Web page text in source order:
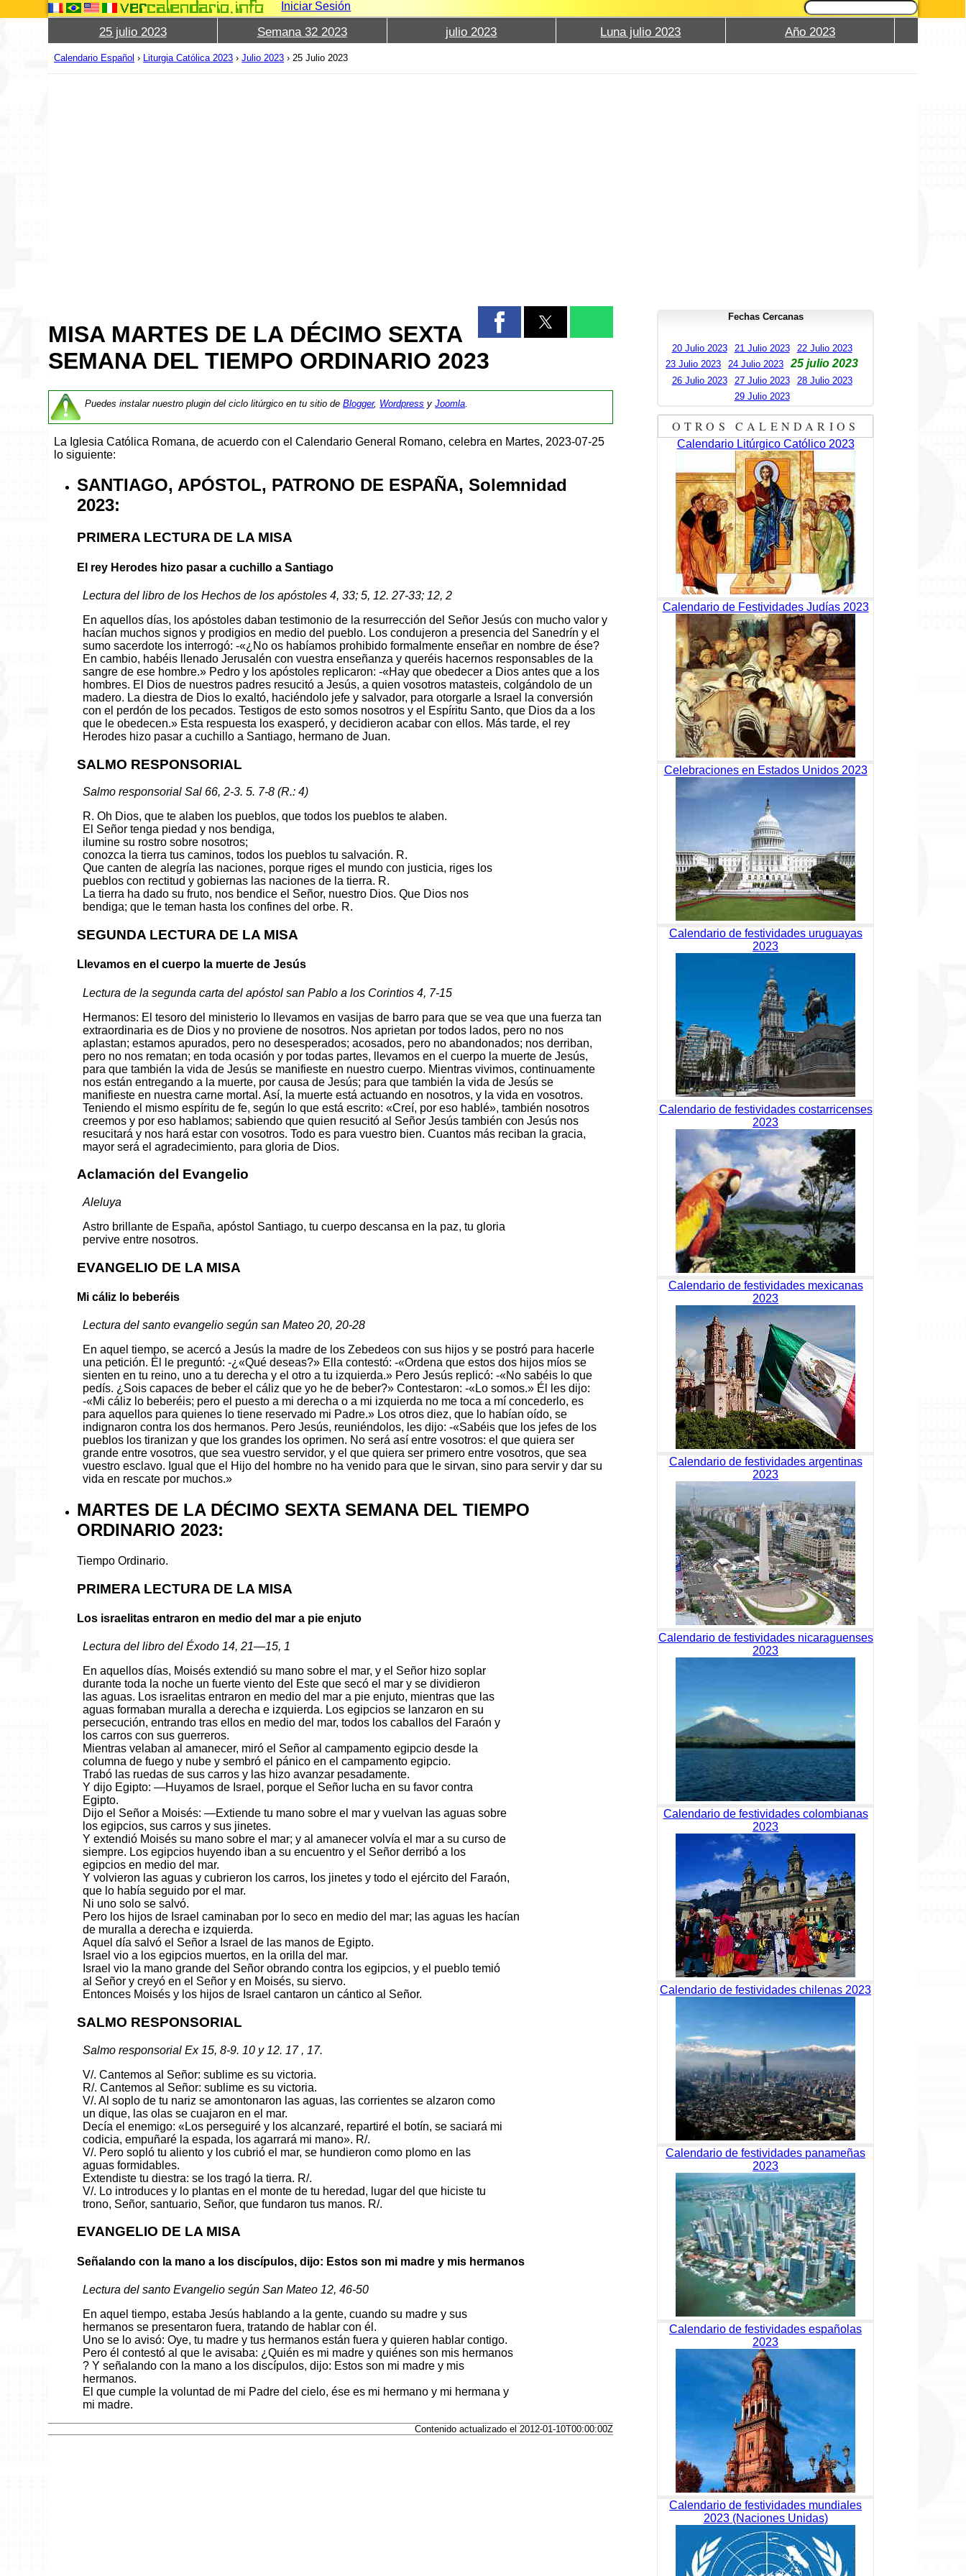
Iniciar Sesión
25 julio 2023 Semana 32 2023 julio 2023 Luna julio 2023 Año 2023
Calendario Español › Liturgia Católica 2023 ›Julio 2023 ›25 Julio 2023
MISA MARTES DE LA DÉCIMO SEXTA
SEMANA DEL TIEMPO ORDINARIO 2023
Puedes instalar nuestro plugin del ciclo litúrgico en tu sitio deBlogger, Wordpress yJoomla
La Iglesia Católica Romana, de acuerdo con el Calendario General Romano, celebra en Martes, 2023-07-25
lo siguiente:
SANTIAGO, APÓSTOL, PATRONO DE ESPAÑA, Solemnidad
2023:
PRIMERA LECTURA DE LA MISA
El rey Herodes hizo pasar a cuchillo a Santiago
Lectura del libro de los Hechos de los apóstoles 4, 33; 5, 12. 27-33; 12, 2
En aquellos días, los apóstoles daban testimonio de la resurrección del Señor Jesús con mucho valor y
hacían muchos signos y prodigios en medio del pueblo. Los condujeron a presencia del Sanedrín y el
sumo sacerdote los interrogó: -«¿No os habíamos prohibido formalmente enseñar en nombre de ése?
En cambio, habéis llenado Jerusalén con vuestra enseñanza y queréis hacernos responsables de la
sangre de ese hombre.» Pedro y los apóstoles replicaron: -«Hay que obedecer a Dios antes que a los
hombres. El Dios de nuestros padres resucitó a Jesús, a quien vosotros matasteis, colgándolo de un
madero. La diestra de Dios lo exaltó, haciéndolo jefe y salvador, para otorgarle a Israel la conversión
con el perdón de los pecados. Testigos de esto somos nosotros y el Espíritu Santo, que Dios da a los
que le obedecen.» Esta respuesta los exasperó, y decidieron acabar con ellos. Más tarde, el rey
Herodes hizo pasar a cuchillo a Santiago, hermano de Juan.
SALMO RESPONSORIAL
Salmo responsorial Sal 66, 2-3. 5. 7-8 (R.: 4)
R. Oh Dios, que te alaben los pueblos, que todos los pueblos te alaben.
El Señor tenga piedad y nos bendiga,
ilumine su rostro sobre nosotros;
conozca la tierra tus caminos, todos los pueblos tu salvación. R.
Que canten de alegría las naciones, porque riges el mundo con justicia, riges los
pueblos con rectitud y gobiernas las naciones de la tierra. R.
La tierra ha dado su fruto, nos bendice el Señor, nuestro Dios. Que Dios nos
bendiga; que le teman hasta los confines del orbe. R.
SEGUNDA LECTURA DE LA MISA
Llevamos en el cuerpo la muerte de Jesús
Lectura de la segunda carta del apóstol san Pablo a los Corintios 4, 7-15
Hermanos: El tesoro del ministerio lo llevamos en vasijas de barro para que se vea que una fuerza tan
extraordinaria es de Dios y no proviene de nosotros. Nos aprietan por todos lados, pero no nos
aplastan; estamos apurados, pero no desesperados; acosados, pero no abandonados; nos derriban,
pero no nos rematan; en toda ocasión y por todas partes, llevamos en el cuerpo la muerte de Jesús,
para que también la vida de Jesús se manifieste en nuestro cuerpo. Mientras vivimos, continuamente
nos están entregando a la muerte, por causa de Jesús; para que también la vida de Jesús se
manifieste en nuestra carne mortal. Así, la muerte está actuando en nosotros, y la vida en vosotros.
Teniendo el mismo espíritu de fe, según lo que está escrito: «Creí, por eso hablé», también nosotros
creemos y por eso hablamos; sabiendo que quien resucitó al Señor Jesús también con Jesús nos
resucitará y nos hará estar con vosotros. Todo es para vuestro bien. Cuantos más reciban la gracia,
mayor será el agradecimiento, para gloria de Dios.
Aclamación del Evangelio
Aleluya
Astro brillante de España, apóstol Santiago, tu cuerpo descansa en la paz, tu gloria
pervive entre nosotros.
EVANGELIO DE LA MISA
Mi cáliz lo beberéis
Lectura del santo evangelio según san Mateo 20, 20-28
En aquel tiempo, se acercó a Jesús la madre de los Zebedeos con sus hijos y se postró para hacerle
una petición. Él le preguntó: -¿«Qué deseas?» Ella contestó: -«Ordena que estos dos hijos míos se
sienten en tu reino, uno a tu derecha y el otro a tu izquierda.» Pero Jesús replicó: -«No sabéis lo que
pedís. ¿Sois capaces de beber el cáliz que yo he de beber?» Contestaron: -«Lo somos.» Él les dijo:
-«Mi cáliz lo beberéis; pero el puesto a mi derecha o a mi izquierda no me toca a mí concederlo, es
para aquellos para quienes lo tiene reservado mi Padre.» Los otros diez, que lo habían oído, se
indignaron contra los dos hermanos. Pero Jesús, reuniéndolos, les dijo: -«Sabéis que los jefes de los
pueblos los tiranizan y que los grandes los oprimen. No será así entre vosotros: el que quiera ser
grande entre vosotros, que sea vuestro servidor, y el que quiera ser primero entre vosotros, que sea
vuestro esclavo. Igual que el Hijo del hombre no ha venido para que le sirvan, sino para servir y dar su
vida en rescate por muchos.»
MARTES DE LA DÉCIMO SEXTA SEMANA DEL TIEMPO
ORDINARIO 2023:
Tiempo Ordinario.
PRIMERA LECTURA DE LA MISA
Los israelitas entraron en medio del mar a pie enjuto
Lectura del libro del Éxodo 14, 21—15, 1
En aquellos días, Moisés extendió su mano sobre el mar, y el Señor hizo soplar
durante toda la noche un fuerte viento del Este que secó el mar y se dividieron
las aguas. Los israelitas entraron en medio del mar a pie enjuto, mientras que las
aguas formaban muralla a derecha e izquierda. Los egipcios se lanzaron en su
persecución, entrando tras ellos en medio del mar, todos los caballos del Faraón y
los carros con sus guerreros.
Mientras velaban al amanecer, miró el Señor al campamento egipcio desde la
columna de fuego y nube y sembró el pánico en el campamento egipcio.
Trabó las ruedas de sus carros y las hizo avanzar pesadamente.
Y dijo Egipto: —Huyamos de Israel, porque el Señor lucha en su favor contra
Egipto.
Dijo el Señor a Moisés: —Extiende tu mano sobre el mar y vuelvan las aguas sobre
los egipcios, sus carros y sus jinetes.
Y extendió Moisés su mano sobre el mar; y al amanecer volvía el mar a su curso de
siempre. Los egipcios huyendo iban a su encuentro y el Señor derribó a los
egipcios en medio del mar.
Y volvieron las aguas y cubrieron los carros, los jinetes y todo el ejército del Faraón,
que lo había seguido por el mar.
Ni uno solo se salvó.
Pero los hijos de Israel caminaban por lo seco en medio del mar; las aguas les hacían
de muralla a derecha e izquierda.
Aquel día salvó el Señor a Israel de las manos de Egipto.
Israel vio a los egipcios muertos, en la orilla del mar.
Israel vio la mano grande del Señor obrando contra los egipcios, y el pueblo temió
al Señor y creyó en el Señor y en Moisés, su siervo.
Entonces Moisés y los hijos de Israel cantaron un cántico al Señor.
SALMO RESPONSORIAL
Salmo responsorial Ex 15, 8-9. 10 y 12. 17 , 17.
V/. Cantemos al Señor: sublime es su victoria.
R/. Cantemos al Señor: sublime es su victoria.
V/. Al soplo de tu nariz se amontonaron las aguas, las corrientes se alzaron como
un dique, las olas se cuajaron en el mar.
Decía el enemigo: «Los perseguiré y los alcanzaré, repartiré el botín, se saciará mi
codicia, empuñaré la espada, los agarrará mi mano». R/.
V/. Pero sopló tu aliento y los cubrió el mar, se hundieron como plomo en las
aguas formidables.
Extendiste tu diestra: se los tragó la tierra. R/.
V/. Lo introduces y lo plantas en el monte de tu heredad, lugar del que hiciste tu
trono, Señor, santuario, Señor, que fundaron tus manos. R/.
EVANGELIO DE LA MISA
Señalando con la mano a los discípulos, dijo: Estos son mi madre y mis hermanos
Lectura del santo Evangelio según San Mateo 12, 46-50
En aquel tiempo, estaba Jesús hablando a la gente, cuando su madre y sus
hermanos se presentaron fuera, tratando de hablar con él.
Uno se lo avisó: Oye, tu madre y tus hermanos están fuera y quieren hablar contigo.
Pero él contestó al que le avisaba: ¿Quién es mi madre y quiénes son mis hermanos
? Y señalando con la mano a los discípulos, dijo: Estos son mi madre y mis
hermanos.
El que cumple la voluntad de mi Padre del cielo, ése es mi hermano y mi hermana y
mi madre.
Contenido actualizado el 2012-01-10T00:00:00Z
Fechas Cercanas
20 Julio 2023 21 Julio 2023
22 Julio 2023
23 Julio 2023
24 Julio 2023 25 julio 2023
26 Julio 2023 27 Julio 2023
28 Julio 2023
29 Julio 2023
OTROS CALENDARIOS
Calendario Litúrgico Católico 2023
Calendario de Festividades Judías 2023
Celebraciones en Estados Unidos 2023
Calendario de festividades uruguayas
2023
Calendario de festividades costarricenses
2023
Calendario de festividades mexicanas
2023
Calendario de festividades argentinas
2023
Calendario de festividades nicaraguenses
2023
Calendario de festividades colombianas
2023
Calendario de festividades chilenas 2023
Calendario de festividades panameñas
2023
Calendario de festividades españolas
2023
Calendario de festividades mundiales
2023 (Naciones Unidas)